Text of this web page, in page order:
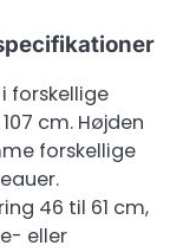
forskellige
cm. Højden
forskellige
46 til 61 cm,
eller